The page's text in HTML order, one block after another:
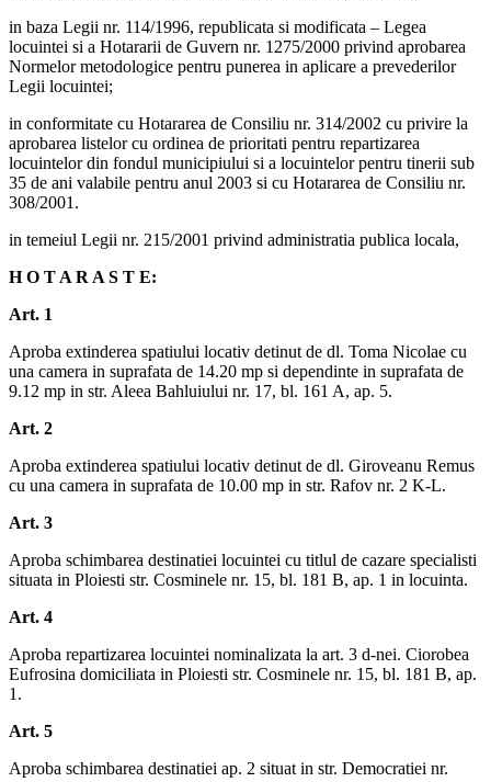
in baza Legii nr. 114/1996, republicata si modificata – Legea
locuintei si a Hotararii de Guvern nr. 1275/2000 privind aprobarea
Normelor metodologice pentru punerea in aplicare a prevederilor
Legii locuintei;
in conformitate cu Hotararea de Consiliu nr. 314/2002 cu privire la
aprobarea listelor cu ordinea de prioritati pentru repartizarea
locuintelor din fondul municipiului si a locuintelor pentru tinerii sub
35 de ani valabile pentru anul 2003 si cu Hotararea de Consiliu nr.
308/2001.
in temeiul Legii nr. 215/2001 privind administratia publica locala,
H O T A R A S T E:
Art. 1
Aproba extinderea spatiului locativ detinut de dl. Toma Nicolae cu
una camera in suprafata de 14.20 mp si dependinte in suprafata de
9.12 mp in str. Aleea Bahluiului nr. 17, bl. 161 A, ap. 5.
Art. 2
Aproba extinderea spatiului locativ detinut de dl. Giroveanu Remus
cu una camera in suprafata de 10.00 mp in str. Rafov nr. 2 K-L.
Art. 3
Aproba schimbarea destinatiei locuintei cu titlul de cazare specialisti
situata in Ploiesti str. Cosminele nr. 15, bl. 181 B, ap. 1 in locuinta.
Art. 4
Aproba repartizarea locuintei nominalizata la art. 3 d-nei. Ciorobea
Eufrosina domiciliata in Ploiesti str. Cosminele nr. 15, bl. 181 B, ap.
1.
Art. 5
Aproba schimbarea destinatiei ap. 2 situat in str. Democratiei nr.